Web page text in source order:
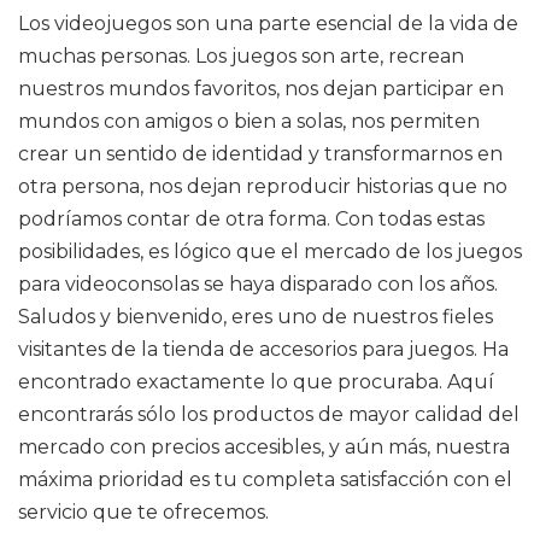
Los videojuegos son una parte esencial de la vida de
muchas personas. Los juegos son arte, recrean
nuestros mundos favoritos, nos dejan participar en
mundos con amigos o bien a solas, nos permiten
crear un sentido de identidad y transformarnos en
otra persona, nos dejan reproducir historias que no
podríamos contar de otra forma. Con todas estas
posibilidades, es lógico que el mercado de los juegos
para videoconsolas se haya disparado con los años.
Saludos y bienvenido, eres uno de nuestros fieles
visitantes de la tienda de accesorios para juegos. Ha
encontrado exactamente lo que procuraba. Aquí
encontrarás sólo los productos de mayor calidad del
mercado con precios accesibles, y aún más, nuestra
máxima prioridad es tu completa satisfacción con el
servicio que te ofrecemos.